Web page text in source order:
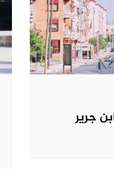
جرير